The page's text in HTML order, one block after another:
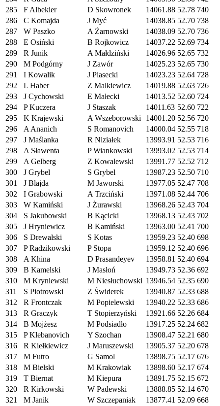
285
F Albekier D Skowronek 14061.88 52.78 740
286
C Komajda J Myć 14038.85 52.70 738
287
W Paszko A Żarnowski 14038.09 52.70 736
288
E Osiński B Rojkowicz 14037.22 52.69 734
289
R Junik A Małdziński 14026.96 52.65 732
290
M Podgórny J Zawór 14025.23 52.65 730
291
I Kowalik J Piasecki 14023.23 52.64 728
292
L Haber Z Malkiewicz 14019.88 52.63 726
293
J Cychowski E Małecki 14013.52 52.60 724
294
P Kuczera J Staszak 14011.63 52.60 722
295
K Krajewski A Wszeborowski 14001.20 52.56 720
296
A Ananich S Romanovich 14000.04 52.55 718
297
J Maślanka R Niziałek 13993.91 52.53 716
298
A Sławenta P Wiankowski 13993.02 52.53 714
299
A Gelberg Z Kowalewski 13991.77 52.52 712
300
J Grybel S Grybel 13987.23 52.50 710
301
J Blajda M Jaworski 13977.05 52.47 708
302
I Grabowski A Trzciński 13971.08 52.44 706
303
W Kamiński J Żurawski 13968.26 52.43 704
304
S Jakubowski B Kącicki 13968.13 52.43 702
305
J Hryniewicz B Kamiński 13963.00 52.41 700
306
S Drewalski S Kotas 13959.23 52.40 698
307
P Radzikowski P Stopa 13959.12 52.40 696
308
A Khina D Prasandeyev 13958.81 52.40 694
309
B Kamelski J Masłoń 13949.73 52.36 692
310
M Kryniewski M Niesłuchowski 13946.54 52.35 690
311
S Piotrowski Z Świderek 13940.87 52.33 688
312
R Frontczak M Popielewski 13940.22 52.33 686
313
R Graczyk T Stopierzyński 13921.66 52.26 684
314
B Mojżesz M Podsiadło 13917.25 52.24 682
315
P Klebanovich Y Szochan 13908.47 52.21 680
316
R Kiełkiewicz J Maruszewski 13905.37 52.20 678
317
M Futro G Samol 13898.75 52.17 676
318
M Bielski M Krakowiak 13898.60 52.17 674
319
T Biernat M Kiepura 13891.75 52.15 672
320
R Kirkowski W Padewski 13888.85 52.14 670
321
M Janik W Szczepaniak 13877.41 52.09 668